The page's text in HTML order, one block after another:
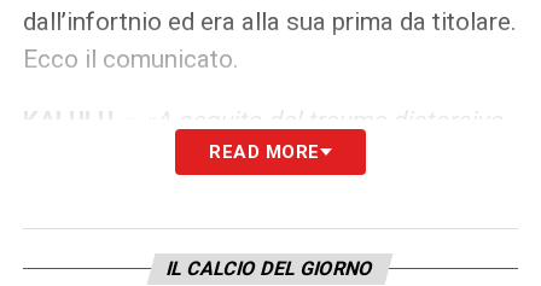
dall’infortnio ed era alla sua prima da titolare.
Ecco il comunicato.
KALULU –
«A seguito del trauma distorsivo
del ginocchio destro rimediato nella gara di
legamento collaterale mediale. Il giocatore
inizia da subito il trattamento conservativo
READ MORE
IL CALCIO DEL GIORNO